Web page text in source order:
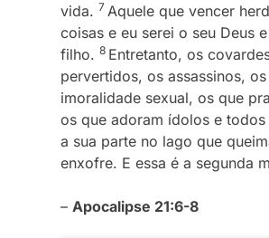
vida. 7 Aquele que vencer
coisas e eu serei o seu Deus
filho. 8 Entretanto, os
pervertidos, os assassinos,
imoralidade sexual, os que
os que adoram ídolos e
a sua parte no lago que
enxofre. E essa é a segunda
– Apocalipse 21:6-8